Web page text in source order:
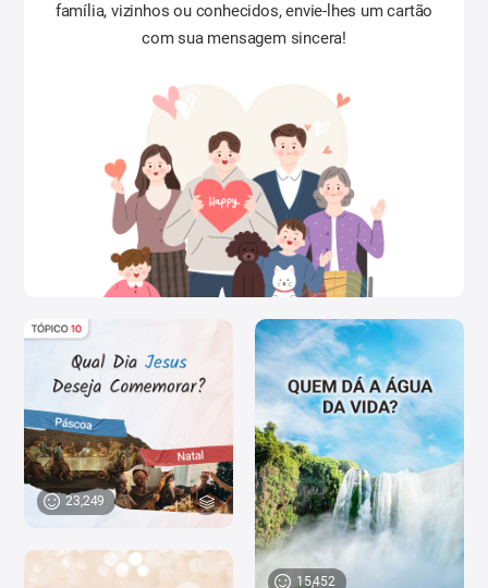
família, vizinhos ou conhecidos, envie-lhes um cartão
com sua mensagem sincera!
23,249
15,452